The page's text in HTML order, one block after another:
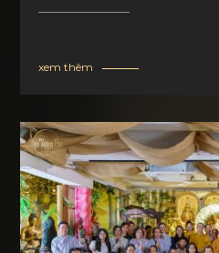
xem thêm